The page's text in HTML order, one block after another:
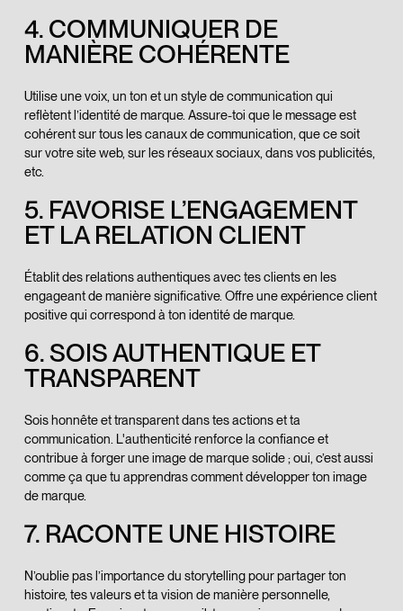
4. COMMUNIQUER DE
MANIÈRE COHÉRENTE
Utilise une voix, un ton et un style de communication qui
reflètent l’identité de marque. Assure-toi que le message est
cohérent sur tous les canaux de communication, que ce soit
sur votre site web, sur les réseaux sociaux, dans vos publicités,
etc.
5. FAVORISE L’ENGAGEMENT
ET LA RELATION CLIENT
Établit des relations authentiques avec tes clients en les
engageant de manière significative. Offre une expérience client
positive qui correspond à ton identité de marque.
6. SOIS AUTHENTIQUE ET
TRANSPARENT
Sois honnête et transparent dans tes actions et ta
communication. L'authenticité renforce la confiance et
contribue à forger une image de marque solide ; oui, c’est aussi
comme ça que tu apprendras comment développer ton image
de marque.
7. RACONTE UNE HISTOIRE
N’oublie pas l’importance du storytelling pour partager ton
histoire, tes valeurs et ta vision de manière personnelle,